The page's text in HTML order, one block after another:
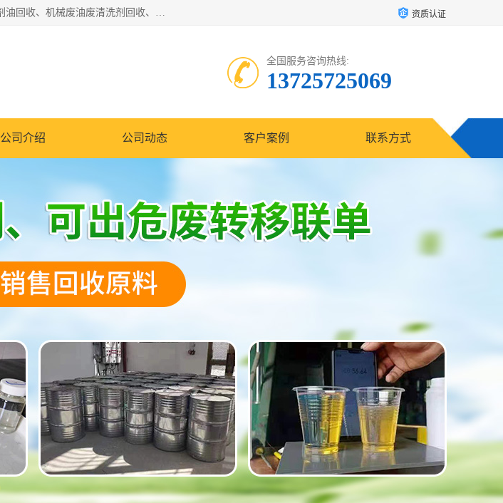
东莞市大岭山莞峰清洗剂经营部拥有的回收加工设备，大量废油回收、废清洗剂回收、废溶剂油回收、机械废油废清洗剂回收、废碳氢回收、碳氢液压油回收、碳氢二氯回收等废清洗剂处理；我们只是提供废旧化工原料的循环使用存放点，执行正规的存放，有正规的回收资质处理。同时我们公司批发零售回收级清洗剂，脱模油再生基础油，质量保证。 资质认证
全国服务咨询热线:
13725725069
公司介绍 公司动态 客户案例 联系方式